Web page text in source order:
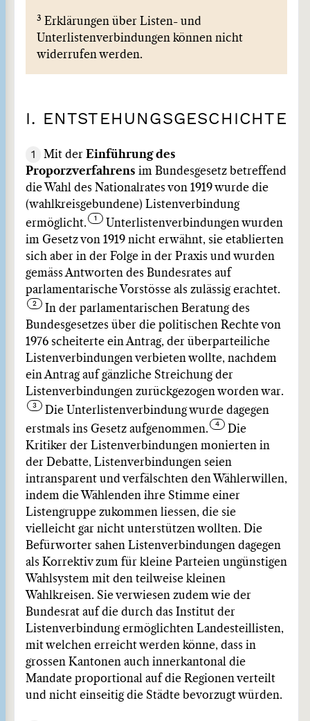
3
Erklärungen über Listen- und
Unterlistenverbindungen können nicht
widerrufen werden.
I. ENTSTEHUNGSGESCHICHTE
1 Mit der Einführung des
Proporzverfahrens im Bundesgesetz betreffend
die Wahl des Nationalrates von 1919 wurde die
(wahlkreisgebundene) Listenverbindung
ermöglicht.
Unterlistenverbindungen wurden
im Gesetz von 1919 nicht erwähnt, sie etablierten
sich aber in der Folge in der Praxis und wurden
gemäss Antworten des Bundesrates auf
parlamentarische Vorstösse als zulässig erachtet.
In der parlamentarischen Beratung des
Bundesgesetzes über die politischen Rechte von
1976 scheiterte ein Antrag, der überparteiliche
Listenverbindungen verbieten wollte, nachdem
ein Antrag auf gänzliche Streichung der
Listenverbindungen zurückgezogen worden war.
Die Unterlistenverbindung wurde dagegen
erstmals ins Gesetz aufgenommen.
Die
Kritiker der Listenverbindungen monierten in
der Debatte, Listenverbindungen seien
intransparent und verfälschten den Wählerwillen,
indem die Wählenden ihre Stimme einer
Listengruppe zukommen liessen, die sie
vielleicht gar nicht unterstützen wollten. Die
Befürworter sahen Listenverbindungen dagegen
als Korrektiv zum für kleine Parteien ungünstigen
Wahlsystem mit den teilweise kleinen
Wahlkreisen. Sie verwiesen zudem wie der
Bundesrat auf die durch das Institut der
Listenverbindung ermöglichten Landesteillisten,
mit welchen erreicht werden könne, dass in
grossen Kantonen auch innerkantonal die
Mandate proportional auf die Regionen verteilt
und nicht einseitig die Städte bevorzugt würden.